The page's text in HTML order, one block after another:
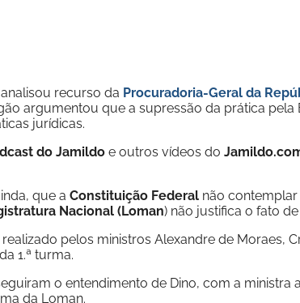
recurso da Procuradoria-Geral da
argumentou que a supressão da prática
jurídicas.
do Jamildo e outros vídeos do
que a Constituição Federal não contemplar
Nacional (Loman) não justifica o fato
pelos ministros Alexandre de Moraes,
1.ª turma.
o entendimento de Dino, com a ministra
da Loman.